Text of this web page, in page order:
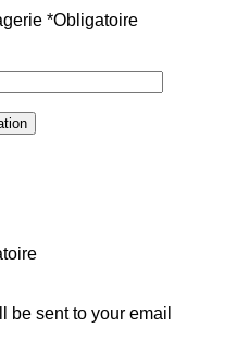
*Obligatoire
be sent to your email